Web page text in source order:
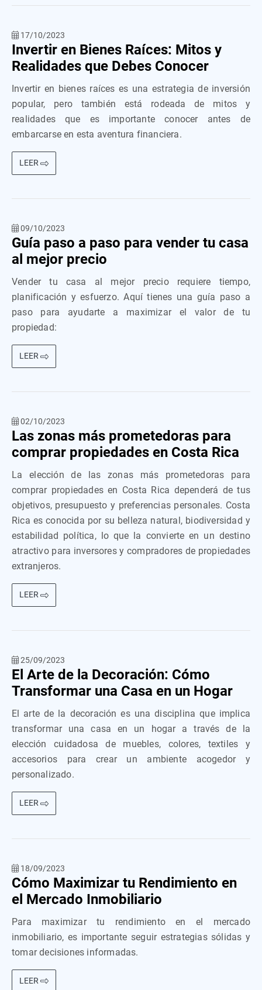
17/10/2023
Invertir en Bienes Raíces: Mitos y
Realidades que Debes Conocer
Invertir en bienes raíces es una estrategia de inversión
popular, pero también está rodeada de mitos y
realidades que es importante conocer antes de
embarcarse en esta aventura financiera.
LEER
09/10/2023
Guía paso a paso para vender tu casa
al mejor precio
Vender tu casa al mejor precio requiere tiempo,
planificación y esfuerzo. Aquí tienes una guía paso a
paso para ayudarte a maximizar el valor de tu
propiedad:
LEER
02/10/2023
Las zonas más prometedoras para
comprar propiedades en Costa Rica
La elección de las zonas más prometedoras para
comprar propiedades en Costa Rica dependerá de tus
objetivos, presupuesto y preferencias personales. Costa
Rica es conocida por su belleza natural, biodiversidad y
estabilidad política, lo que la convierte en un destino
atractivo para inversores y compradores de propiedades
extranjeros.
LEER
25/09/2023
El Arte de la Decoración: Cómo
Transformar una Casa en un Hogar
El arte de la decoración es una disciplina que implica
transformar una casa en un hogar a través de la
elección cuidadosa de muebles, colores, textiles y
accesorios para crear un ambiente acogedor y
personalizado.
LEER
18/09/2023
Cómo Maximizar tu Rendimiento en
el Mercado Inmobiliario
Para maximizar tu rendimiento en el mercado
inmobiliario, es importante seguir estrategias sólidas y
tomar decisiones informadas.
LEER